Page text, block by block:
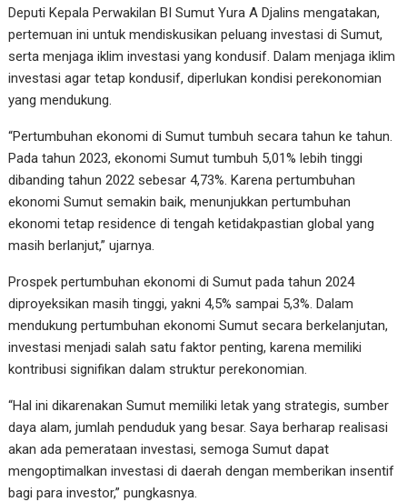
Deputi Kepala Perwakilan BI Sumut Yura A Djalins mengatakan,
pertemuan ini untuk mendiskusikan peluang investasi di Sumut,
serta menjaga iklim investasi yang kondusif. Dalam menjaga iklim
investasi agar tetap kondusif, diperlukan kondisi perekonomian
yang mendukung.
“Pertumbuhan ekonomi di Sumut tumbuh secara tahun ke tahun.
Pada tahun 2023, ekonomi Sumut tumbuh 5,01% lebih tinggi
dibanding tahun 2022 sebesar 4,73%. Karena pertumbuhan
ekonomi Sumut semakin baik, menunjukkan pertumbuhan
ekonomi tetap residence di tengah ketidakpastian global yang
masih berlanjut,” ujarnya.
Prospek pertumbuhan ekonomi di Sumut pada tahun 2024
diproyeksikan masih tinggi, yakni 4,5% sampai 5,3%. Dalam
mendukung pertumbuhan ekonomi Sumut secara berkelanjutan,
investasi menjadi salah satu faktor penting, karena memiliki
kontribusi signifikan dalam struktur perekonomian.
“Hal ini dikarenakan Sumut memiliki letak yang strategis, sumber
daya alam, jumlah penduduk yang besar. Saya berharap realisasi
akan ada pemerataan investasi, semoga Sumut dapat
mengoptimalkan investasi di daerah dengan memberikan insentif
bagi para investor,” pungkasnya.